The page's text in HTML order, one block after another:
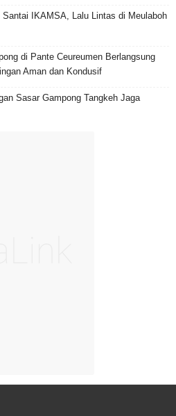
IKAMSA, Lalu Lintas di Meulaboh
di Pante Ceureumen Berlangsung
Aman dan Kondusif
Sasar Gampong Tangkeh Jaga